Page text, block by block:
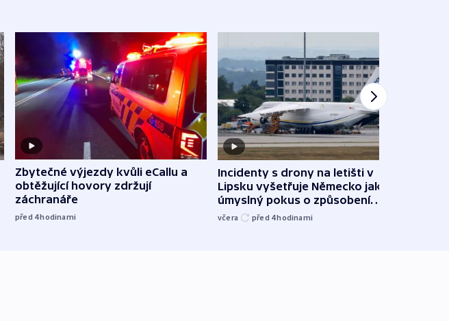
Zbytečné výjezdy kvůli eCallu a
obtěžující hovory zdržují
záchranáře
před 4hodinami
Incidenty s drony na letišti v
Lipsku vyšetřuje Německo jako
úmyslný pokus o způsobení
exploze
včera před 4hodinami